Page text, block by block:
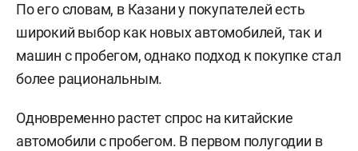
По его словам, в Казани у покупателей есть
широкий выбор как новых автомобилей, так и
машин с пробегом, однако подход к покупке стал
более рациональным.
Одновременно растет спрос на китайские
автомобили с пробегом. В первом полугодии в